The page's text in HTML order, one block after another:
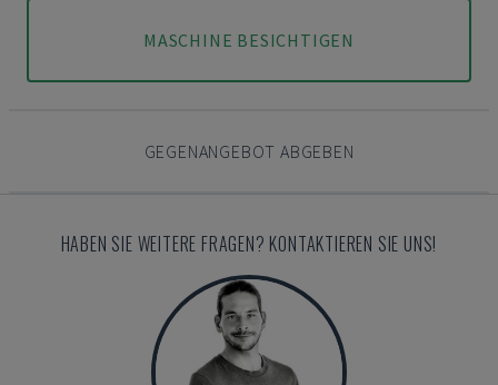
MASCHINE BESICHTIGEN
GEGENANGEBOT ABGEBEN
HABEN SIE WEITERE FRAGEN? KONTAKTIEREN SIE UNS!